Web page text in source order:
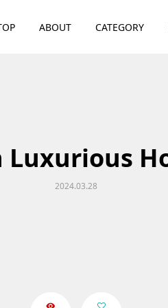
ABOUT CATEGORY
Luxurious
2024.03.28